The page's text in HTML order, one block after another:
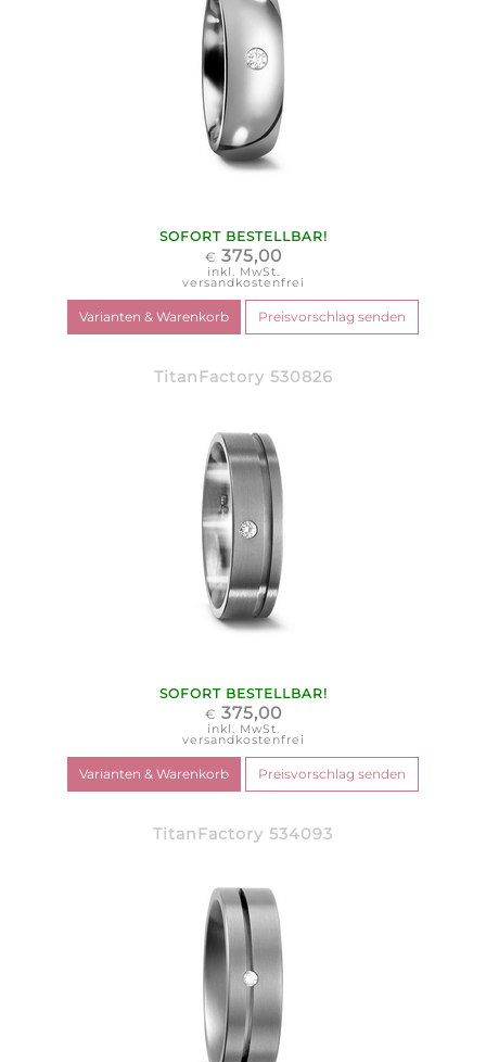
SOFORT BESTELLBAR!
€ 375,00
inkl. MwSt.
versandkostenfrei
TitanFactory 530826
SOFORT BESTELLBAR!
€ 375,00
inkl. MwSt.
versandkostenfrei
TitanFactory 534093